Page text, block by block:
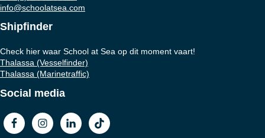
info@schoolatsea.com
Shipfinder
Check hier waar School at Sea op dit moment vaart!
Thalassa (Vesselfinder)
Thalassa (Marinetraffic)
Social media